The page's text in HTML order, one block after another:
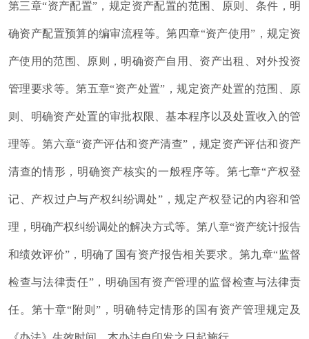
第三章“资产配置” ， 规定资产配置的范围、原则、条件 ， 明
确资产配置预算的编审流程等。第四章“资产使用” ，规定资
产使用的范围、原则 ， 明确资产自用、资产出租、对外投资
管理要求等。第五章“资产处置” ，规定资产处置的范围、原
则、明确资产处置的审批权限、基本程序以及处置收入的管
理等。第六章“资产评估和资产清查” ， 规定资产评估和资产
清查的情形 ， 明确资产核实的一般程序等。 第七章“产权登
记、产权过户与产权纠纷调处”，规定产权登记的内容和管
理 ， 明确产权纠纷调处的解决方式等。 第八章“资产统计报告
和绩效评价”， 明确了国有资产报告相关要求。第九章“监督
检查与法律责任”， 明确国有资产管理的监督检查与法律责
任。第十章“附则” ， 明确特定情形的国有资产管理规定及